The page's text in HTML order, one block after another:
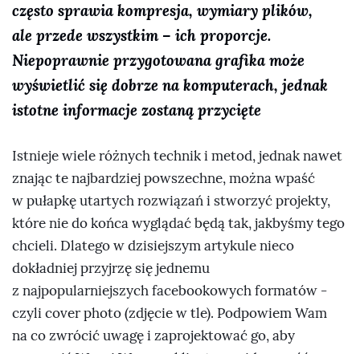
często sprawia kompresja, wymiary plików,
ale przede wszystkim – ich proporcje.
Niepoprawnie przygotowana grafika może
wyświetlić się dobrze na komputerach, jednak
istotne informacje zostaną przycięte
Istnieje wiele różnych technik i metod, jednak nawet
znając te najbardziej powszechne, można wpaść
w pułapkę utartych rozwiązań i stworzyć projekty,
które nie do końca wyglądać będą tak, jakbyśmy tego
chcieli. Dlatego w dzisiejszym artykule nieco
dokładniej przyjrzę się jednemu
z najpopularniejszych facebookowych formatów -
czyli cover photo (zdjęcie w tle). Podpowiem Wam
na co zwrócić uwagę i zaprojektować go, aby